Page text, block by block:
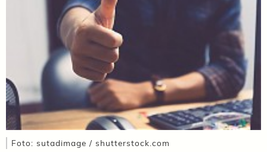
Foto: sutadimage / shutterstock.com